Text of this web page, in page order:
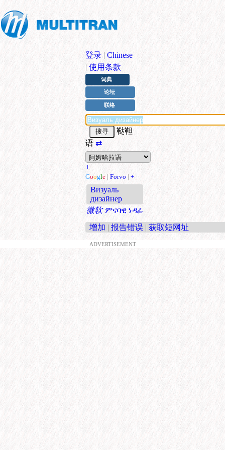
登录 | Chinese
| 使用条款
词典
论坛
联络
鞑靼
语 ⇄
+
Google | Forvo | +
Визуаль
дизайнер
微软 ምናባዊ ነዳፊ
增加 | 报告错误 | 获取短网址
ADVERTISEMENT